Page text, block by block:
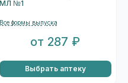
МЛ №1
Все формы выпуска
от 287 ₽
Выбрать аптеку